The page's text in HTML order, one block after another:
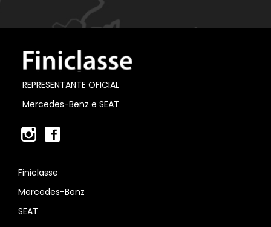
REPRESENTANTE OFICIAL
Mercedes-Benz e SEAT
Finiclasse
Mercedes-Benz
SEAT